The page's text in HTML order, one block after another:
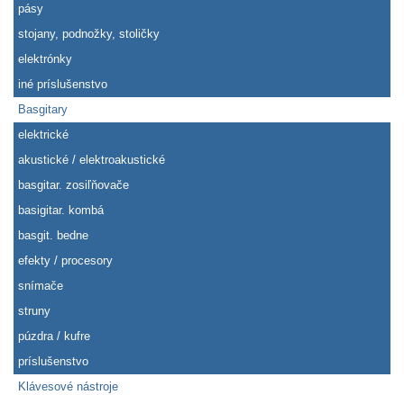
pásy
stojany, podnožky, stoličky
elektrónky
iné príslušenstvo
Basgitary
elektrické
akustické / elektroakustické
basgitar. zosiľňovače
basigitar. kombá
basgit. bedne
efekty / procesory
snímače
struny
púzdra / kufre
príslušenstvo
Klávesové nástroje